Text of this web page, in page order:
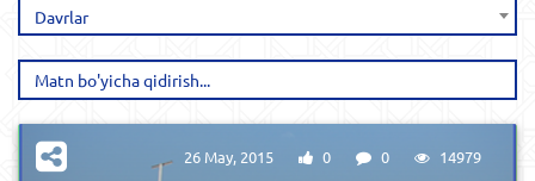
Davrlar
26 May, 2015 0 0 14979